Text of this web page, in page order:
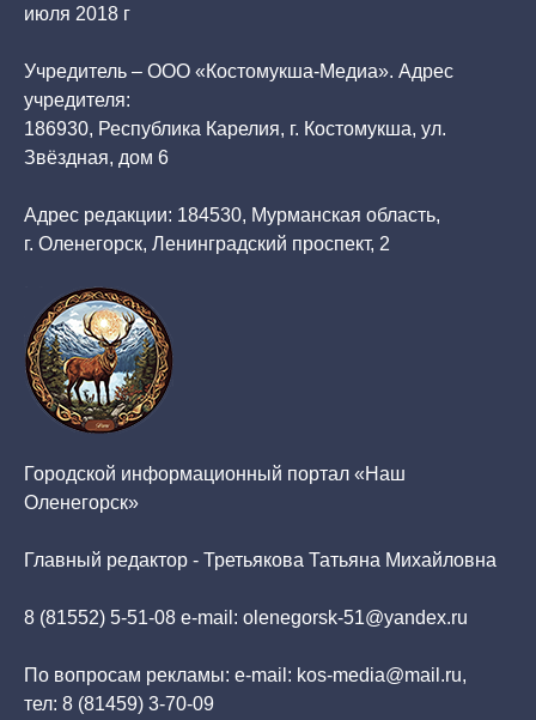
июля 2018 г
Учредитель – ООО «Костомукша-Медиа». Адрес
учредителя:
186930, Республика Карелия, г. Костомукша, ул.
Звёздная, дом 6
Адрес редакции: 184530, Мурманская область,
г. Оленегорск, Ленинградский проспект, 2
Городской информационный портал «Наш
Оленегорск»
Главный редактор - Третьякова Татьяна Михайловна
8 (81552) 5-51-08 e-mail: olenegorsk-51@yandex.ru
По вопросам рекламы: e-mail: kos-media@mail.ru,
тел: 8 (81459) 3-70-09